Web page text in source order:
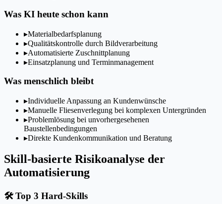
Was KI heute schon kann
▸Materialbedarfsplanung
▸Qualitätskontrolle durch Bildverarbeitung
▸Automatisierte Zuschnittplanung
▸Einsatzplanung und Terminmanagement
Was menschlich bleibt
▸Individuelle Anpassung an Kundenwünsche
▸Manuelle Fliesenverlegung bei komplexen Untergründen
▸Problemlösung bei unvorhergesehenen
Baustellenbedingungen
▸Direkte Kundenkommunikation und Beratung
Skill-basierte Risikoanalyse der
Automatisierung
🛠Top 3 Hard-Skills